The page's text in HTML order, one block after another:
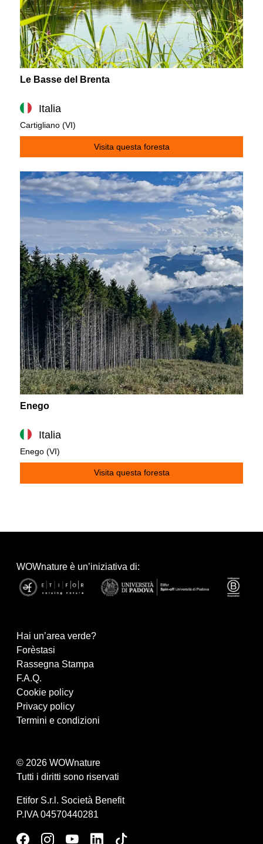
Le Basse del Brenta
Italia
Cartigliano (VI)
Visita questa foresta
Enego
Italia
Enego (VI)
Visita questa foresta
WOWnature è un’iniziativa di:
Hai un’area verde?
Forèstasi
Rassegna Stampa
F.A.Q.
Cookie policy
Privacy policy
Termini e condizioni
© 2026 WOWnature
Tutti i diritti sono riservati
Etifor S.r.l. Società Benefit
P.IVA 04570440281